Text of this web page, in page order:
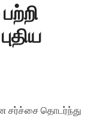
சர்ச்சை தொடர்ந்து